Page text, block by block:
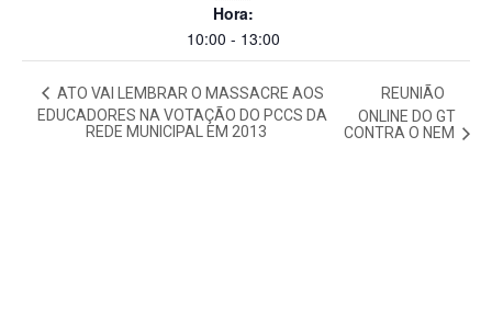
Hora:
10:00 - 13:00
ATO VAI LEMBRAR O MASSACRE AOS
EDUCADORES NA VOTAÇÃO DO PCCS DA
REDE MUNICIPAL EM 2013
REUNIÃO
ONLINE DO GT
CONTRA O NEM